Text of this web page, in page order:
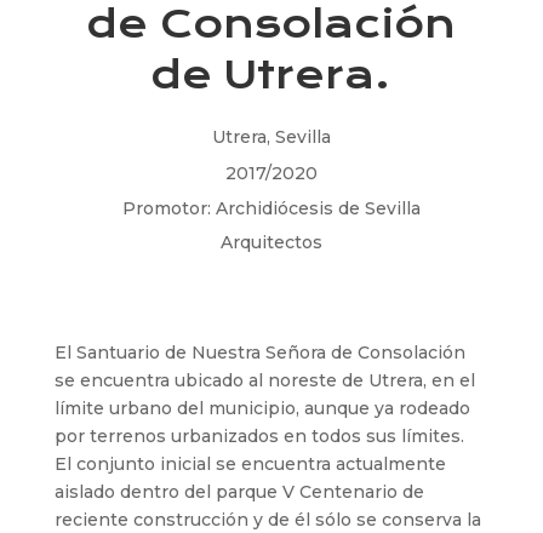
de Consolación
de Utrera.
Utrera, Sevilla
2017/2020
Promotor: Archidiócesis de Sevilla
Arquitectos
El Santuario de Nuestra Señora de Consolación
se encuentra ubicado al noreste de Utrera, en el
límite urbano del municipio, aunque ya rodeado
por terrenos urbanizados en todos sus límites.
El conjunto inicial se encuentra actualmente
aislado dentro del parque V Centenario de
reciente construcción y de él sólo se conserva la